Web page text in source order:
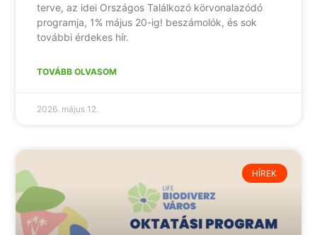
terve, az idei Országos Találkozó körvonalazódó
programja, 1% május 20-ig! beszámolók, és sok
további érdekes hír.
TOVÁBB OLVASOM
2026. május 12.
HÍREK